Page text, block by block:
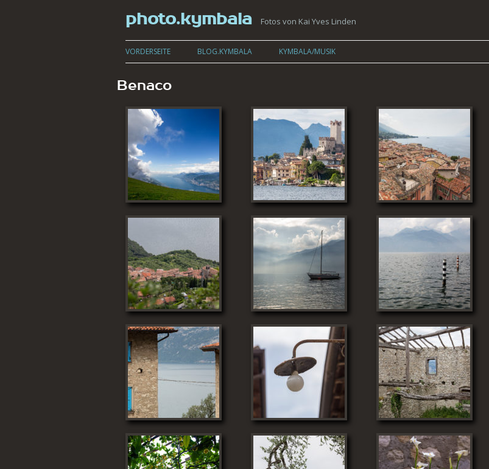
photo.kymbala Fotos von Kai Yves Linden
Springe zum Inhalt
VORDERSEITE BLOG.KYMBALA KYMBALA/MUSIK
Benaco